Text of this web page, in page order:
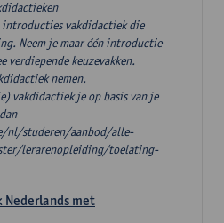
vakdidactiek die
Neem je maar één introductie
verdiepende keuzevakken.
nemen.
vakdidactiek je op basis van je
nl/studeren/aanbod/alle-
lerarenopleiding/toelating-
met